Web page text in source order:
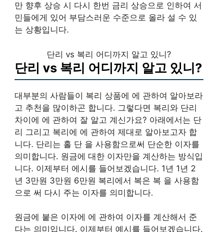
만 향후 상승 시 다시 한번 금리 상승으로 인하여 서
민들에게 있어 부담스러운 수준으로 올라 설 수 있
는 상황입니다.
단리 vs 복리 어디까지 알고 있니?
단리 vs 복리 어디까지 알고 있니?
대부분의 사람들이 복리 상품에 에 관하여 알아보라
고 추천을 많이하곤 합니다. 그렇다면 복리와 단리
차이에 에 관하여 잘 알고 계신가요? 아래에서는 단
리 그리고 복리에 에 관하여 제대로 알아보고자 합
니다. 단리는 홀 단 을 사용함으로써 단순한 이자를
의미합니다. 원금에 대한 이자만을 계산하는 방식입
니다. 이제부터 에시를 들어보겠습니다. 1년 1년 2
년 3만원 3만원 6만원 복리에서 복은 복 을 사용함
으로 써 다시 주는 이자를 의미합니다.
원금에 붙은 이자에 에 관하여 이자를 계산해서 준
다는 의미입니다. 이제부터 예시를 들어보겠습니다.